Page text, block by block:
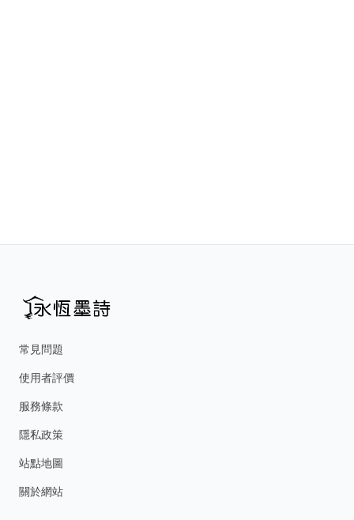
常見問題
使用者評價
服務條款
隱私政策
站點地圖
關於網站